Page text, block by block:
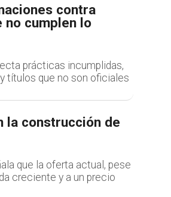
contra
cumplen lo
prácticas incumplidas,
títulos que no son oficiales
la construcción de
que la oferta actual, pese
creciente y a un precio